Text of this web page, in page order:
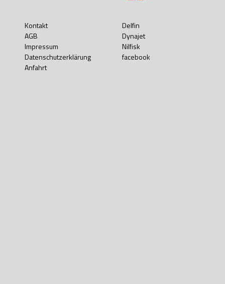
Kontakt
AGB
Impressum
Datenschutzerklärung
Anfahrt
Delfin
Dynajet
Nilfisk
facebook